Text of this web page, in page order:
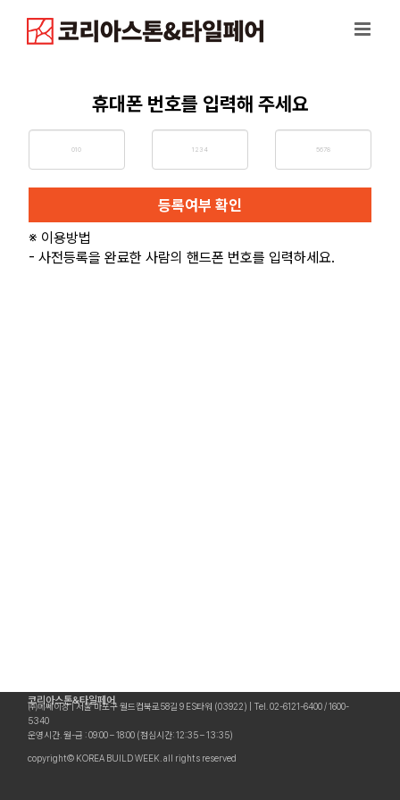
content
휴대폰 번호를 입력해 주세요
등록여부 확인
※ 이용방법
- 사전등록을 완료한 사람의 핸드폰 번호를 입력하세요.
코리아스톤&타일페어
㈜메쎄이상 | 서울 마포구 월드컵북로58길 9 ES타워 (03922) | Tel. 02-6121-6400 / 1600-
5340
운영시간. 월-금 : 09:00 – 18:00 (점심시간: 12:35 – 13:35)
copyright© KOREA BUILD WEEK. all rights reserved